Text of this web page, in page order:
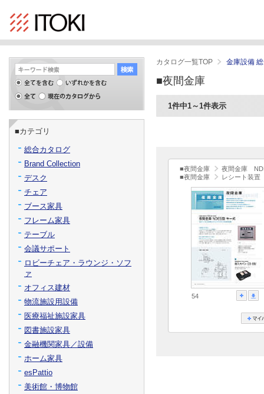
カタログ一覧TOP 金庫設備
■夜間金庫
1件中1～1件表示
■夜間金庫
夜間金庫
■夜間金庫
レシート装
54
■カテゴリ
総合カタログ
Brand Collection
デスク
チェア
ブース家具
フレーム家具
テーブル
会議サポート
ロビーチェア・ラウンジ・ソフ
ァ
オフィス建材
物流施設用設備
医療福祉施設家具
図書施設家具
金融機関家具／設備
ホーム家具
esPattio
美術館・博物館